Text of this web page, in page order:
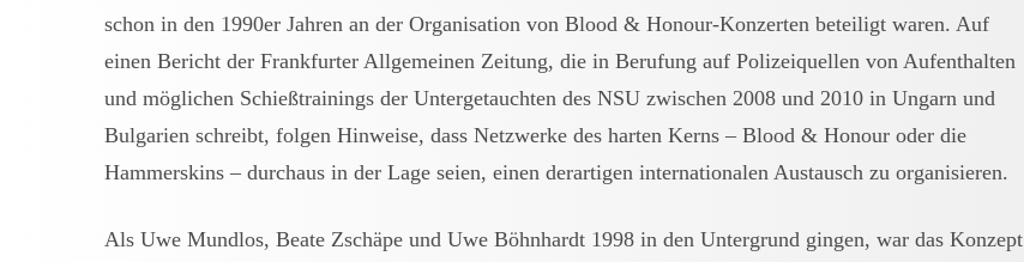
schon in den 1990er Jahren an der Organisation von Blood & Honour-Konzerten beteiligt waren. Auf
einen Bericht der Frankfurter Allgemeinen Zeitung, die in Berufung auf Polizeiquellen von Aufenthalten
und möglichen Schießtrainings der Untergetauchten des NSU zwischen 2008 und 2010 in Ungarn und
Bulgarien schreibt, folgen Hinweise, dass Netzwerke des harten Kerns – Blood & Honour oder die
Hammerskins – durchaus in der Lage seien, einen derartigen internationalen Austausch zu organisieren.
Als Uwe Mundlos, Beate Zschäpe und Uwe Böhnhardt 1998 in den Untergrund gingen, war das Konzept